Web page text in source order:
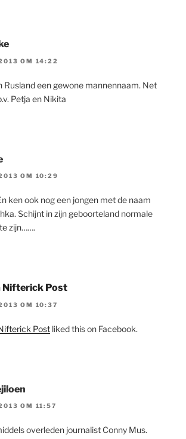
OM 14:22
Rusland een gewone mannennaam. Net
Petja en Nikita
OM 10:29
ken ook nog een jongen met de naam
Schijnt in zijn geboorteland normale
zijn…….
Nifterick Post
OM 10:37
Post liked this on Facebook.
OM 11:57
overleden journalist Conny Mus.